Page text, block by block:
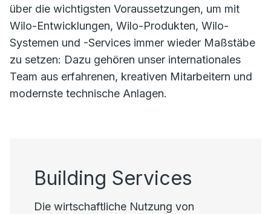
über die wichtigsten Voraussetzungen, um mit
Wilo-Entwicklungen, Wilo-Produkten, Wilo-
Systemen und ­-Services immer wieder Maßstäbe
zu setzen: Dazu gehören unser internationales
Team aus erfahrenen, kreativen Mitarbeitern und
modernste technische Anlagen.
Building Services
Die wirtschaftliche Nutzung von